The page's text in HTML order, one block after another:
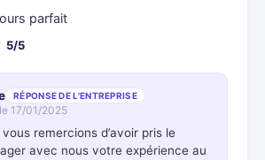
parfait
5/5
RÉPONSE DE L'ENTREPRISE
17/01/2025
remercions d’avoir pris le
avec nous votre expérience au